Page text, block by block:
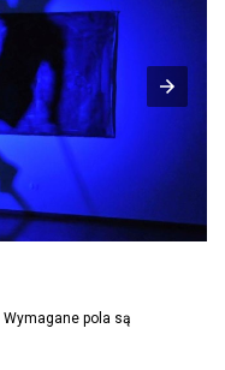
Wymagane pola są